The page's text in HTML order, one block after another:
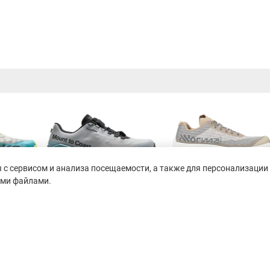
и анализа посещаемости, а также для персонализации
файлами.